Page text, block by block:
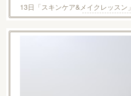
13日「スキンケア&メイクレッスン」